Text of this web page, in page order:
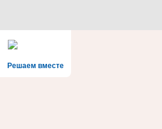
Решаем вместе